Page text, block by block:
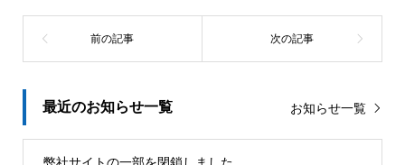
最近のお知らせ一覧 お知らせ一覧